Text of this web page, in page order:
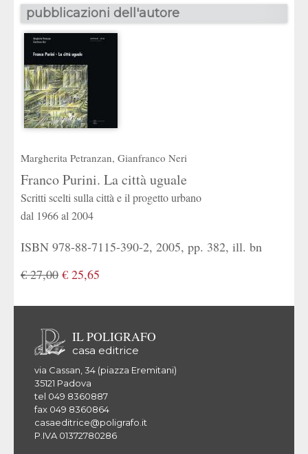
pubblicazioni dell'autore
Margherita Petranzan, Gianfranco Neri
Franco Purini. La città uguale
Scritti scelti sulla città e il progetto urbano
dal 1966 al 2004
ISBN 978-88-7115-390-2, 2005, pp. 382, ill. bn
€ 27,00 € 25,65
IL POLIGRAFO
casa editrice
via Cassan, 34 (piazza Eremitani)
35121 Padova
tel 049 8360887
fax 049 8360864
casaeditrice@poligrafo.it
P.IVA 01372780286